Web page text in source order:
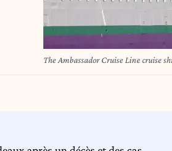
The Ambassador Cruise Line cruise